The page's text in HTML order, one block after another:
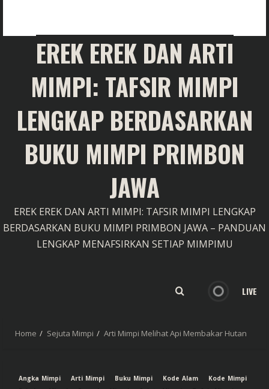
EREK EREK DAN ARTI
MIMPI: TAFSIR MIMPI
LENGKAP BERDASARKAN
BUKU MIMPI PRIMBON
JAWA
EREK EREK DAN ARTI MIMPI: TAFSIR MIMPI LENGKAP
BERDASARKAN BUKU MIMPI PRIMBON JAWA – PANDUAN
LENGKAP MENAFSIRKAN SETIAP MIMPIMU
LIVE
Home Sejuta Mimpi Arti Mimpi Melihat Api Membakar Hutan
Angka Mimpi Arti Mimpi Buku Mimpi Kode Alam
Kode Mimpi